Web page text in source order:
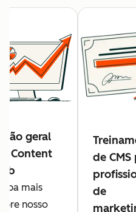
geral
Content
mais
nosso
de CMS
de